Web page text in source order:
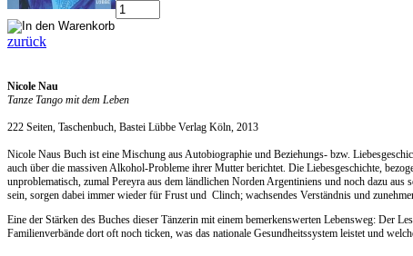
zurück
Nicole Nau
Tanze Tango mit dem Leben
222 Seiten, Taschenbuch, Bastei Lübbe Verlag Köln, 2013
Nicole Naus Buch ist eine Mischung aus Autobiographie und Beziehungs- bzw.
auch über die massiven Alkohol-Probleme ihrer Mutter berichtet. Die Liebesgeschichte,
unproblematisch, zumal Pereyra aus dem ländlichen Norden Argentiniens und noch dazu
sein, sorgen dabei immer wieder für Frust und Clinch; wachsendes Verständnis und
Eine der Stärken des Buches dieser Tänzerin mit einem bemerkenswerten Lebensweg: Der
Familienverbände dort oft noch ticken, was das nationale Gesundheitssystem leistet und